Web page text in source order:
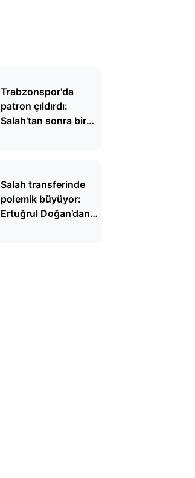
Trabzonspor'da
patron çıldırdı:
Salah'tan sonra bir
Salah transferinde
polemik büyüyor:
Ertuğrul Doğan’dan